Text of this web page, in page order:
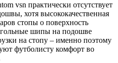
vsn практически отсутствует
хотя высококачественная
стопы о поверхность
шипы на подошве
на стопу – именно поэтому
футболисту комфорт во